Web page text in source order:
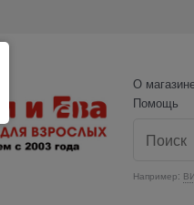
О
Помощь
Например: